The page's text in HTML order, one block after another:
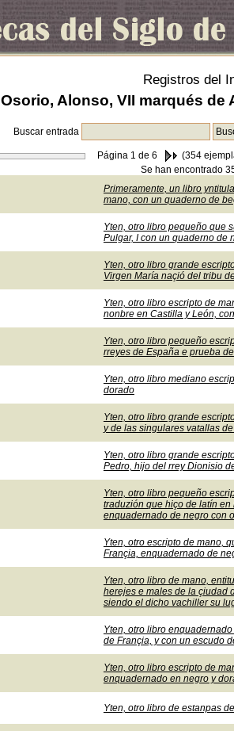
Registros del
Osorio, Alonso, VII marqués de
Buscar entrada
Página 1 de 6
(354
Se han encontrado
Primeramente, un libro
mano, con un quaderno de
Yten, otro libro pequeño que
Pulgar, I con un quaderno de
Yten, otro libro grande
Virgen María naçió del tribu
Yten, otro libro escripto de
nonbre en Castilla y León,
Yten, otro libro pequeño
rreyes de España e prueba
Yten, otro libro mediano
dorado
Yten, otro libro grande
y de las singulares vatallas
Yten, otro libro grande
Pedro, hijo del rrey Dionisio
Yten, otro libro pequeño
traduzión que hiço de latín
enquadernado de negro con
Yten, otro escripto de mano,
Françia, enquadernado de
Yten, otro libro de mano,
herejes e males de la çiudad
siendo el dicho vachiller su
Yten, otro libro
de Françia, y con un escudo
Yten, otro libro escripto de
enquadernado en negro y
Yten, otro libro de estanpas